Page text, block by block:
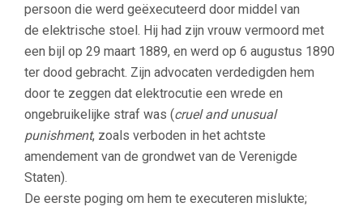
persoon die werd geëxecuteerd door middel van
de elektrische stoel. Hij had zijn vrouw vermoord met
een bijl op 29 maart 1889, en werd op 6 augustus 1890
ter dood gebracht. Zijn advocaten verdedigden hem
door te zeggen dat elektrocutie een wrede en
ongebruikelijke straf was (cruel and unusual
punishment, zoals verboden in het achtste
amendement van de grondwet van de Verenigde
Staten).
De eerste poging om hem te executeren mislukte;